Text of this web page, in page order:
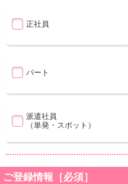
正社員
パート
派遣社員
（単発・スポット）
ご登録情報［必須］